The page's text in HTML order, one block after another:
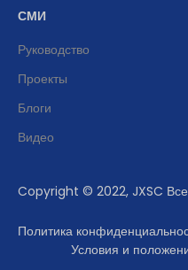
СМИ
Руководство
Проекты
Блоги
Видео
Copyright © 2022, JXSC
Политика
Условия и